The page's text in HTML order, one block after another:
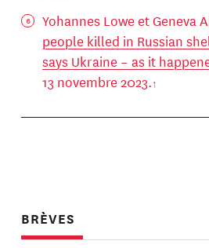
Yohannes Lowe et Geneva
people killed in Russian
says Ukraine – as it
13 novembre 2023.
BRÈVES